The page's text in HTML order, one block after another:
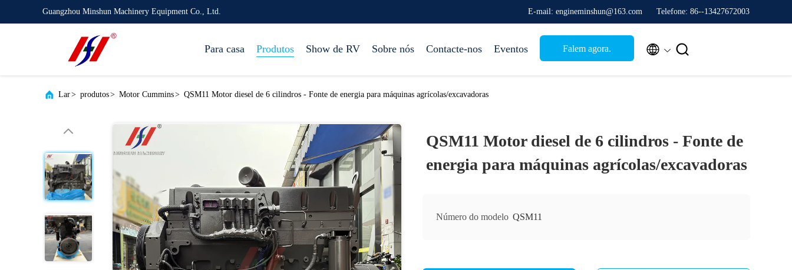
Guangzhou Minshun Machinery Equipment Co., Ltd. E-mail: engineminshun@163.com Telefone: 86--13427672003
Para casa Produtos Show de RV Sobre nós Contacte-nos Eventos Falem agora.  
Lar> produtos> Motor Cummins> QSM11 Motor diesel de 6 cilindros - Fonte de energia para máquinas agrícolas/excavadoras
QSM11 Motor diesel de 6 cilindros - Fonte de
energia para máquinas agrícolas/excavadoras
Número do modelo QSM11